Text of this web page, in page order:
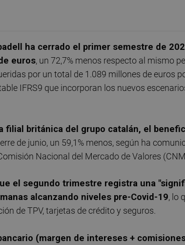
ha cerrado el primer semestre de
euros, un 72,7% menos respecto al mismo
por un total de 1.089 millones de euros
IFRS9 que incorporan los nuevos
filial británica del grupo catalán, el
de junio, un 59,1% menos, según ha
Nacional del Mercado de Valores
el segundo trimestre registra una
alcanzando niveles pre-Covid-19, lo
de TPV, tarjetas de crédito y seguros.
(margen de intereses +